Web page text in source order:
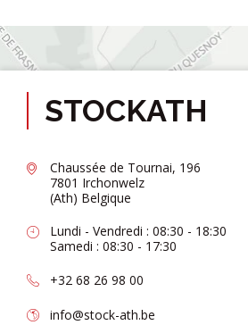
STOCKATH
Chaussée de Tournai, 196
7801 Irchonwelz
(Ath) Belgique
Lundi - Vendredi : 08:30 - 18:30
Samedi : 08:30 - 17:30
+32 68 26 98 00
info@stock-ath.be